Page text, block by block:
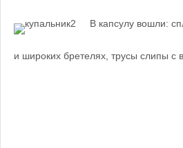
В капсулу вошли:
и широких бретелях, трусы слипы с